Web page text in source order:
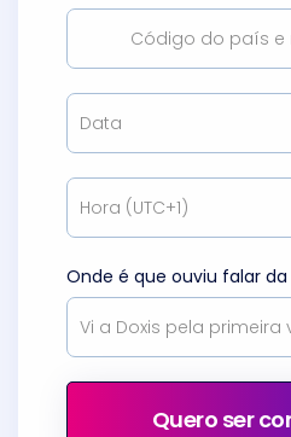
Onde é que ouviu falar da
Quero ser